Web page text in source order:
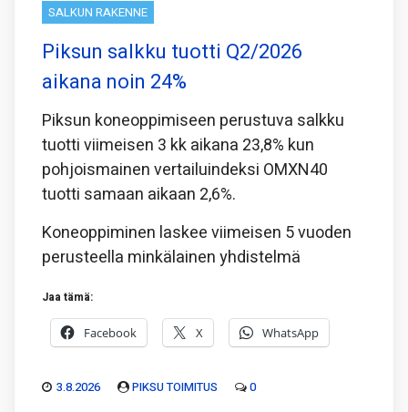
SALKUN RAKENNE
Piksun salkku tuotti Q2/2026
aikana noin 24%
Piksun koneoppimiseen perustuva salkku
tuotti viimeisen 3 kk aikana 23,8% kun
pohjoismainen vertailuindeksi OMXN40
tuotti samaan aikaan 2,6%.
Koneoppiminen laskee viimeisen 5 vuoden
perusteella minkälainen yhdistelmä
Jaa tämä:
Facebook X WhatsApp
3.8.2026 PIKSU TOIMITUS 0